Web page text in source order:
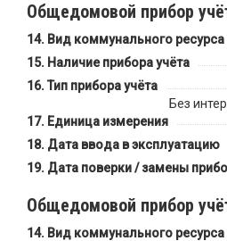
Общедомовой прибор
Вид коммунального ресурса
Наличие прибора учёта
Тип прибора учёта
Без
Единица измерения
Дата ввода в эксплуатацию
Дата поверки / замены
Общедомовой прибор
Вид коммунального ресурса